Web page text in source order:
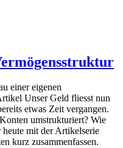
einer eigenen
Unser Geld fliesst nun
etwas Zeit vergangen.
umstrukturiert? Wie
mit der Artikelserie
kurz zusammenfassen.